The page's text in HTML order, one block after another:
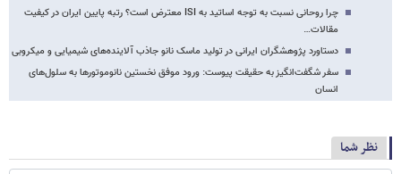
چرا روحانی نسبت به توجه اساتید به ISI معترض است؟ رتبه پایین ایران در کیفیت
مقالات…
دستاورد پژوهشگران ایرانی در تولید ماسک نانو جاذب آلاینده‌های شیمیایی و میکروبی
سفر شگفت‌انگیز به حقیقت پیوست: ورود موفق نخستین نانوموتورها به سلول‌های
انسان
نظر شما